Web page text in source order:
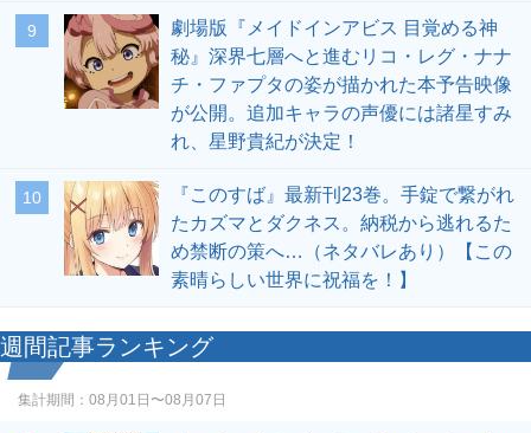
9
劇場版『メイドインアビス 目覚める神
秘』深界七層へと進むリコ・レグ・ナナ
チ・ファプタの姿が描かれた本予告映像
が公開。追加キャラの声優には諸星すみ
れ、星野貴紀が決定！
10
『このすば』最新刊23巻。手錠で繋がれ
たカズマとダクネス。納税から逃れるた
め禁断の策へ…（ネタバレあり）【この
素晴らしい世界に祝福を！】
週間記事ランキング
集計期間： 08月01日〜08月07日